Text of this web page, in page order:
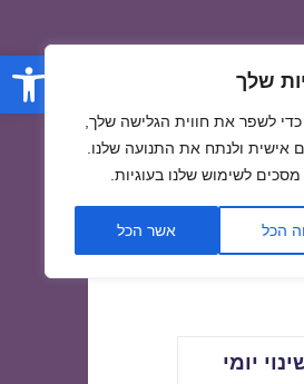
פתח שלך
אנו משתמשים בקובצי Cookie כדי לשפר את חווית הגלישה שלך,
אישית ולנתח את התנועה שלנו.
לשימוש שלנו בעוגיות.
הכל אשר הכל
יומי